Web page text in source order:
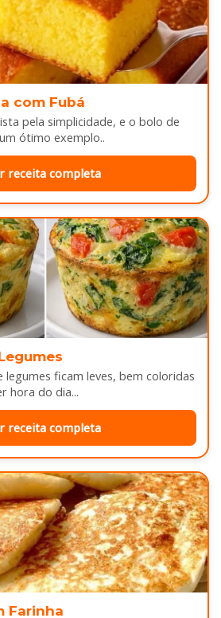
com Fubá
pela simplicidade, e o bolo de
ótimo exemplo..
receita completa
legumes ficam leves, bem coloridas
hora do dia...
receita completa
Farinha